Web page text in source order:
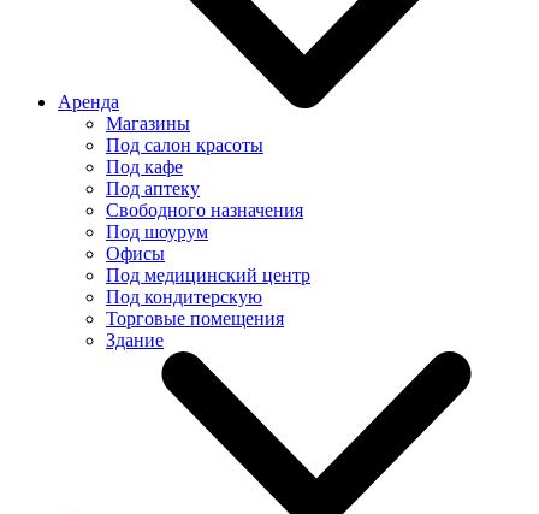
Аренда
Магазины
Под салон красоты
Под кафе
Под аптеку
Свободного назначения
Под шоурум
Офисы
Под медицинский центр
Под кондитерскую
Торговые помещения
Здание